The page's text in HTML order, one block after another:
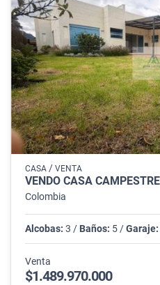
CASA / VENTA
Colombia
Alcobas: 3 / Baños: 5 /Garaje:
Venta
$1.489.970.000